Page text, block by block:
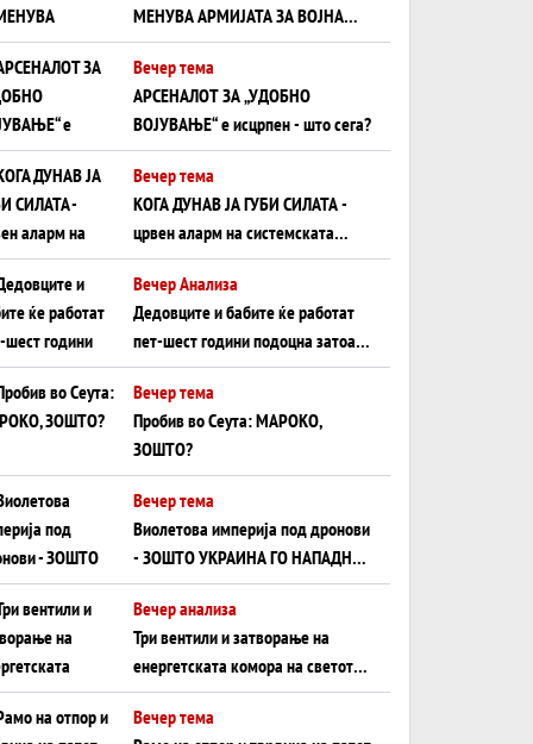
МЕНУВА АРМИЈАТА ЗА ВОЈНА
ШТО ОСТАНУВА БЕЗ ФРОНТ
Вечер тема
АРСЕНАЛОТ ЗА „УДОБНО
ВОЈУВАЊЕ“ е исцрпен - што сега?
Вечер тема
КОГА ДУНАВ ЈА ГУБИ СИЛАТА -
црвен аларм на системската
плоча од јужна Германија до
Црното Море...
Вечер Анализа
Дедовците и бабите ќе работат
пет-шест години подоцна затоа
што НЕМААТ ВНУЦИ ДА ГИ
ЗАМЕНАТ
Вечер тема
Пробив во Сеута: МАРОКО,
ЗОШТО?
Вечер тема
Виолетова империја под дронови
- ЗОШТО УКРАИНА ГО НАПАДНА
РУСКИОТ WILDBERRIES
Вечер анализа
Три вентили и затворање на
енергетската комора на светот:
Нападот во Суец најавува
глобален енергетски инфаркт?
Вечер тема